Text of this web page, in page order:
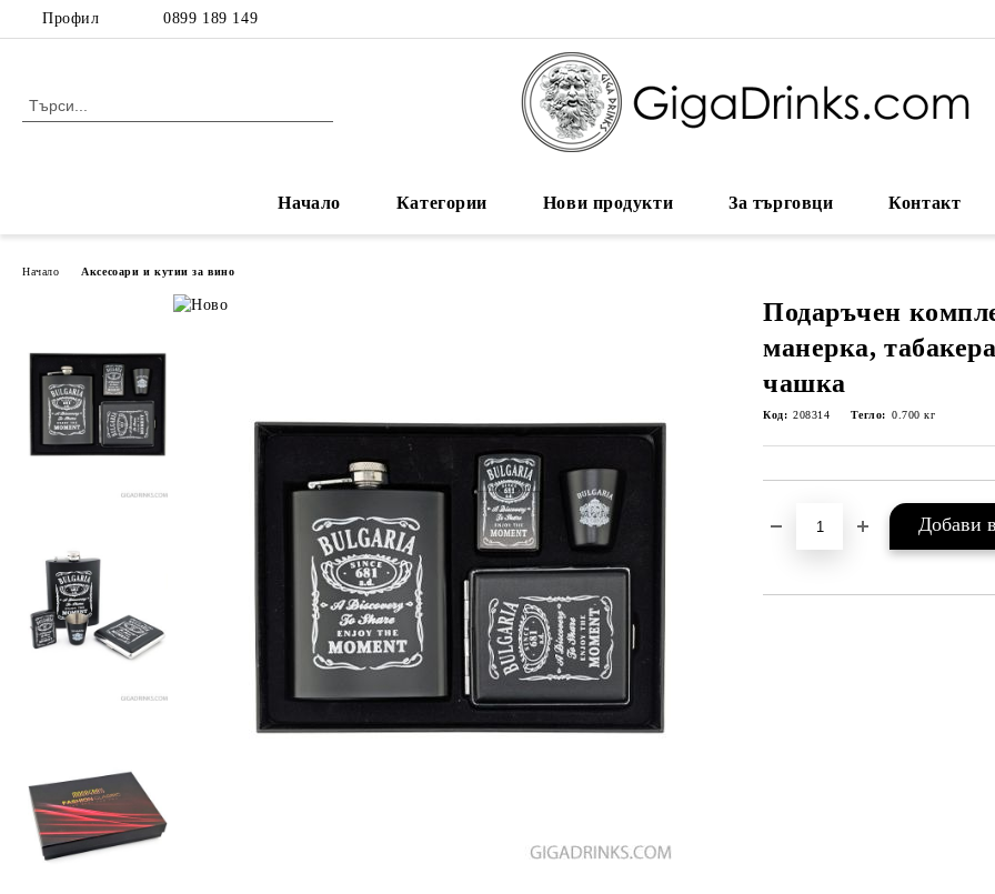
Профил 0899 189 149
Начало Категории Нови продукти За търговци Контакт
Начало Аксесоари и кутии за вино
Подаръчен
манерка,
чашка
Код: 208314 Тегло: 0.700 кг